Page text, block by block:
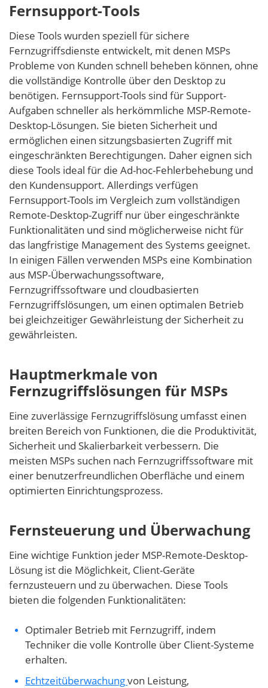
Fernsupport-Tools
Diese Tools wurden speziell für sichere
Fernzugriffsdienste entwickelt, mit denen MSPs
Probleme von Kunden schnell beheben können, ohne
die vollständige Kontrolle über den Desktop zu
benötigen. Fernsupport-Tools sind für Support-
Aufgaben schneller als herkömmliche MSP-Remote-
Desktop-Lösungen. Sie bieten Sicherheit und
ermöglichen einen sitzungsbasierten Zugriff mit
eingeschränkten Berechtigungen. Daher eignen sich
diese Tools ideal für die Ad-hoc-Fehlerbehebung und
den Kundensupport. Allerdings verfügen
Fernsupport-Tools im Vergleich zum vollständigen
Remote-Desktop-Zugriff nur über eingeschränkte
Funktionalitäten und sind möglicherweise nicht für
das langfristige Management des Systems geeignet.
In einigen Fällen verwenden MSPs eine Kombination
aus MSP-Überwachungssoftware,
Fernzugriffssoftware und cloudbasierten
Fernzugriffslösungen, um einen optimalen Betrieb
bei gleichzeitiger Gewährleistung der Sicherheit zu
gewährleisten.
Hauptmerkmale von
Fernzugriffslösungen für MSPs
Eine zuverlässige Fernzugriffslösung umfasst einen
breiten Bereich von Funktionen, die die Produktivität,
Sicherheit und Skalierbarkeit verbessern. Die
meisten MSPs suchen nach Fernzugriffssoftware mit
einer benutzerfreundlichen Oberfläche und einem
optimierten Einrichtungsprozess.
Fernsteuerung und Überwachung
Eine wichtige Funktion jeder MSP-Remote-Desktop-
Lösung ist die Möglichkeit, Client-Geräte
fernzusteuern und zu überwachen. Diese Tools
bieten die folgenden Funktionalitäten:
Optimaler Betrieb mit Fernzugriff, indem
Techniker die volle Kontrolle über Client-Systeme
erhalten.
Echtzeitüberwachungvon Leistung,